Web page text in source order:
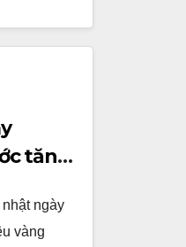
tăng
ngày
vàng